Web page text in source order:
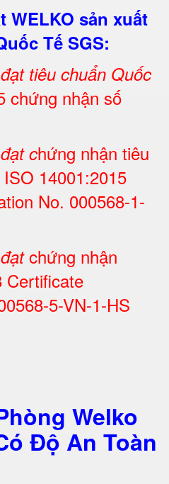
WELKO sản xuất
Tế SGS:
đạt tiêu chuẩn Quốc
chứng nhận số
đạt chứng nhận tiêu
14001:2015
No. 000568-1-
đạtchứng nhận
Certificate
5-VN-1-HS
Welko
Độ An Toàn